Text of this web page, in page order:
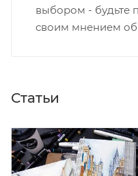
выбором - будьте
своим мнением об
Статьи